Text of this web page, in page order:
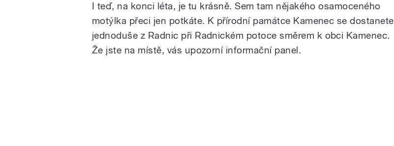
I teď, na konci léta, je tu krásně. Sem tam nějakého osamoceného
motýlka přeci jen potkáte. K přírodní památce Kamenec se dostanete
jednoduše z Radnic při Radnickém potoce směrem k obci Kamenec.
Že jste na místě, vás upozorní informační panel.